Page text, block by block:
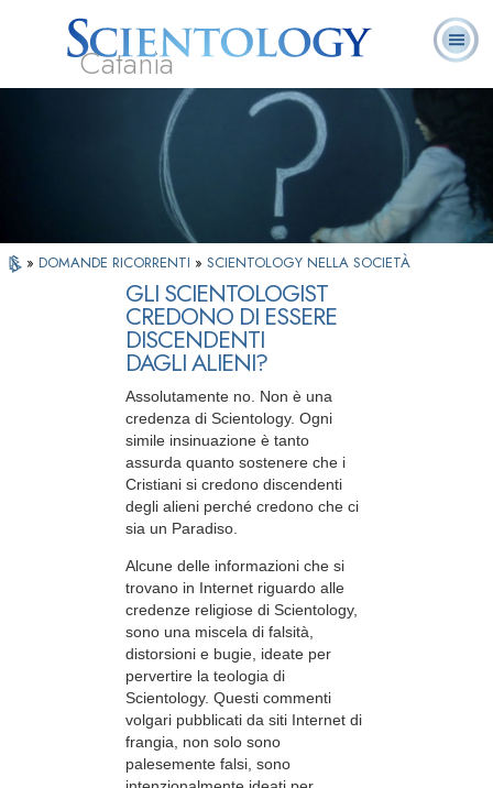
Catania
Che cos’è
Scientology?
Ministri
Volontari
Domande
ricorrenti
» DOMANDE RICORRENTI » SCIENTOLOGY NELLA SOCIETÀ
GLI SCIENTOLOGIST
CREDONO DI ESSERE
DISCENDENTI
DAGLI ALIENI?
Assolutamente no. Non è una
credenza di Scientology. Ogni
simile insinuazione è tanto
assurda quanto sostenere che i
Cristiani si credono discendenti
degli alieni perché credono che ci
sia un Paradiso.
Alcune delle informazioni che si
trovano in Internet riguardo alle
credenze religiose di Scientology,
sono una miscela di falsità,
distorsioni e bugie, ideate per
pervertire la teologia di
Scientology. Questi commenti
volgari pubblicati da siti Internet di
frangia, non solo sono
palesemente falsi, sono